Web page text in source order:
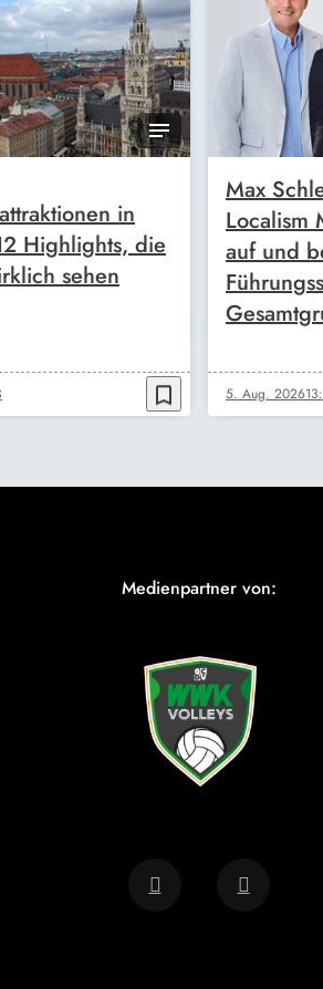
in
Highlights, die
sehen
bookmark_border
Max
Localism
auf und
5. Aug. 2026
Medienpartner von: